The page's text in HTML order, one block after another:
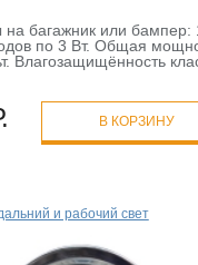
багажник или бампер:
по 3 Вт. Общая
Влагозащищённость
В КОРЗИНУ
и рабочий свет